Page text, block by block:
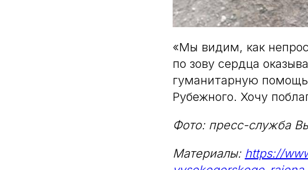
«Мы видим, как
по зову сердца
гуманитарную
Рубежного. Хочу
Фото: пресс-служба
Материалы: https://